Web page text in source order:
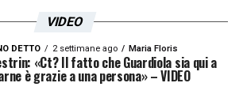
VIDEO
DETTO 2 settimane ago Maria Floris
«Ct? Il fatto che Guardiola sia qui a
è grazie a una persona» – VIDEO